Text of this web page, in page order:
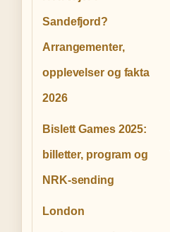
Sandefjord?
Arrangementer,
opplevelser og fakta
2026
Bislett Games 2025:
billetter, program og
NRK-sending
London